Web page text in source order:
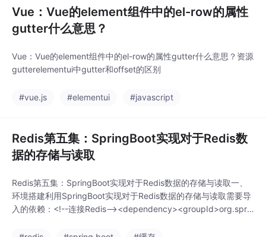
Vue：Vue的element组件中的el-row的属性
gutter什么意思？
Vue：Vue的element组件中的el-row的属性gutter什么意思？资源
gutterelementui中gutter和offset的区别
#vue.js #elementui #javascript
Redis第五集：SpringBoot实现对于Redis数
据的存储与读取
Redis第五集：SpringBoot实现对于Redis数据的存储与读取一、
环境搭建利用SpringBoot实现对于Redis数据的存储与读取需要导
入的依赖：<!--连接Redis--><dependency><groupId>org.spri